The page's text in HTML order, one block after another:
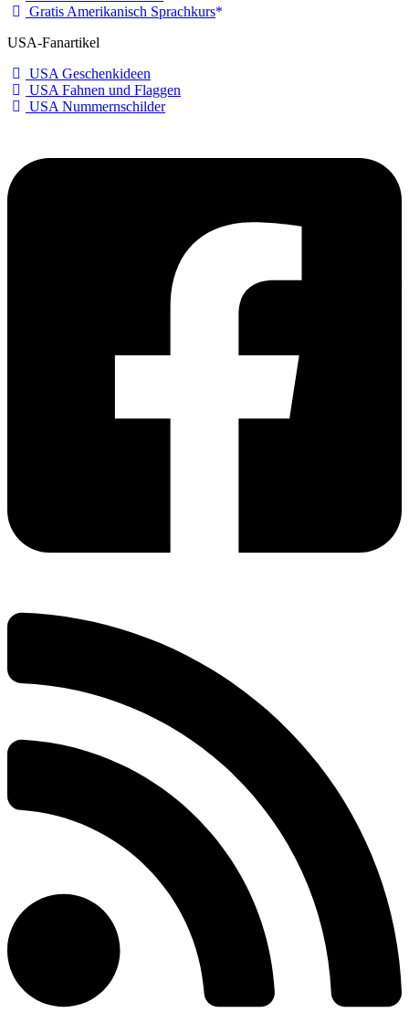
Gratis Amerikanisch Sprachkurs
USA-Fanartikel
USA Geschenkideen
USA Fahnen und Flaggen
USA Nummernschilder